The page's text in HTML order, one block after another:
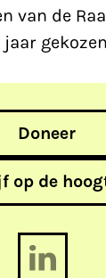
van de
Doneer
op de